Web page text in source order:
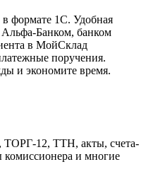
формате 1С. Удобная
Банком, банком
в МойСклад
поручения.
и экономите время.
ТОРГ-12, ТТН, акты, счета-
комиссионера и многие